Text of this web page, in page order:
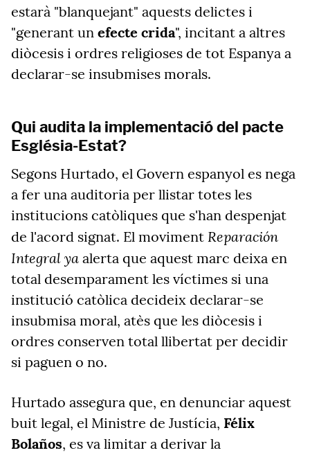
estarà "blanquejant" aquests delictes i
"generant un efecte crida", incitant a altres
diòcesis i ordres religioses de tot Espanya a
declarar-se insubmises morals.
Qui audita la implementació del pacte
Església-Estat?
Segons Hurtado, el Govern espanyol es nega
a fer una auditoria per llistar totes les
institucions catòliques que s'han despenjat
de l'acord signat. El moviment Reparación
Integral ya alerta que aquest marc deixa en
total desemparament les víctimes si una
institució catòlica decideix declarar-se
insubmisa moral, atès que les diòcesis i
ordres conserven total llibertat per decidir
si paguen o no.
Hurtado assegura que, en denunciar aquest
buit legal, el Ministre de Justícia, Félix
Bolaños, es va limitar a derivar la